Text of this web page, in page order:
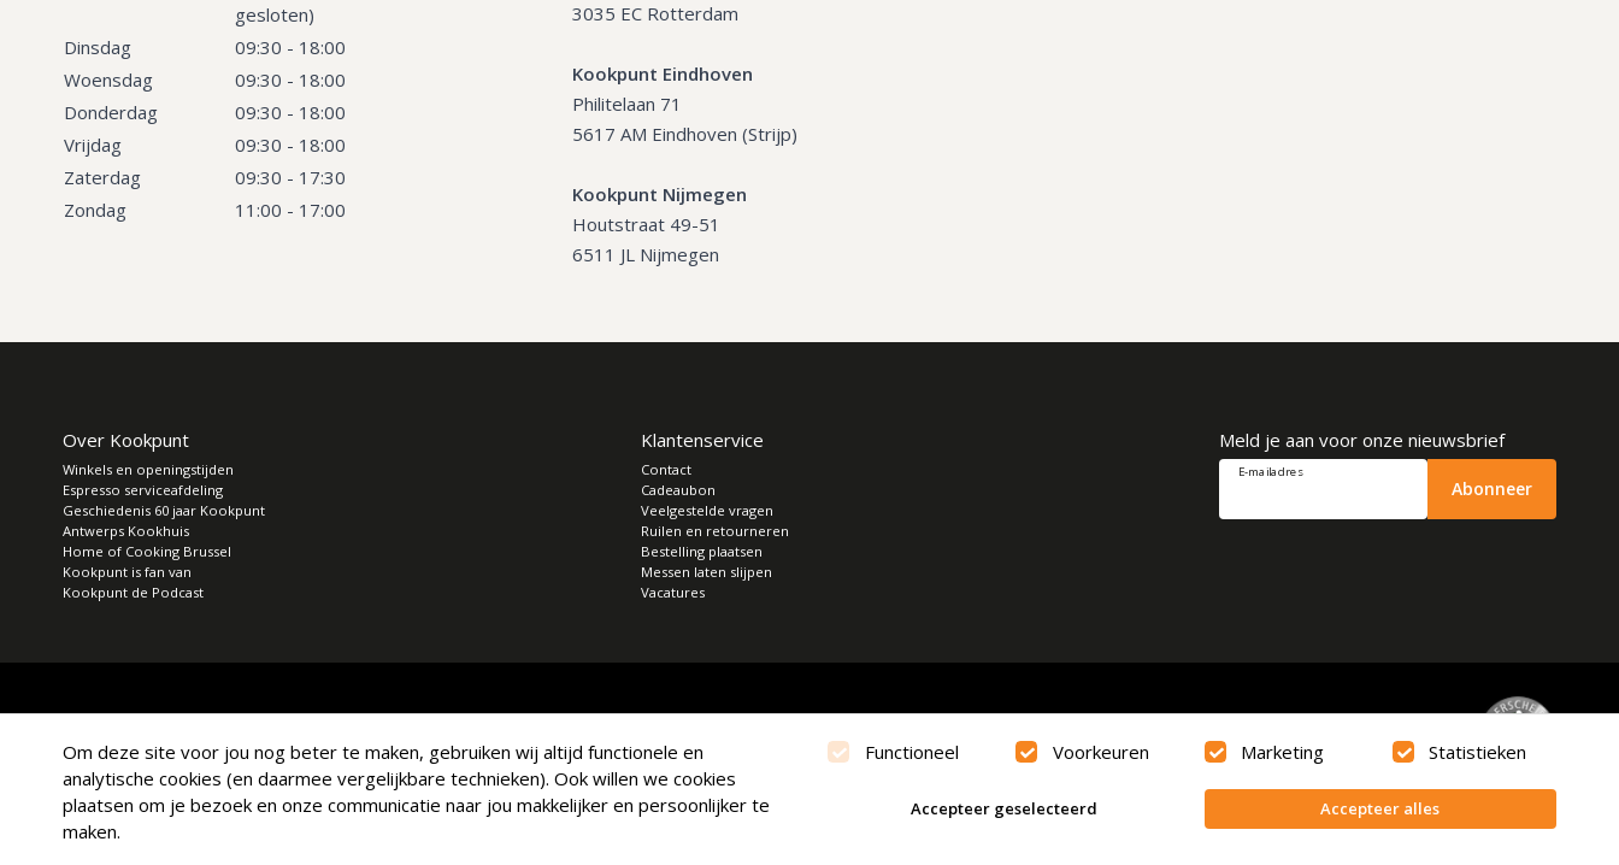
gesloten)
Dinsdag
09:30 - 18:00
Woensdag
09:30 - 18:00
Donderdag
09:30 - 18:00
Vrijdag
09:30 - 18:00
Zaterdag
09:30 - 17:30
Zondag
11:00 - 17:00
3035 EC Rotterdam
Kookpunt Eindhoven
Philitelaan 71
5617 AM Eindhoven (Strijp)
Kookpunt Nijmegen
Houtstraat 49-51
6511 JL Nijmegen
Over Kookpunt
Winkels en openingstijden
Espresso serviceafdeling
Geschiedenis 60 jaar Kookpunt
Antwerps Kookhuis
Home of Cooking Brussel
Kookpunt is fan van
Kookpunt de Podcast
Klantenservice
Contact
Cadeaubon
Veelgestelde vragen
Ruilen en retourneren
Bestelling plaatsen
Messen laten slijpen
Vacatures
Meld je aan voor onze nieuwsbrief
E-mailadres
Abonneer
© Copyright 2026 Kookpunt.nl
Om deze site voor jou nog beter te maken, gebruiken wij altijd functionele en
analytische cookies (en daarmee vergelijkbare technieken). Ook willen we cookies
plaatsen om je bezoek en onze communicatie naar jou makkelijker en persoonlijker te
maken.
Functioneel Voorkeuren Marketing Statistieken
Accepteer geselecteerd Accepteer alles